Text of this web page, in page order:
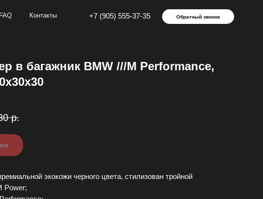
+7 (905) 555-37-35 Обратный звонок
в багажник BMW ///M Performance,
р.
экoкoжи черного цветa, cтилизовaн тройной
Pоwеr;